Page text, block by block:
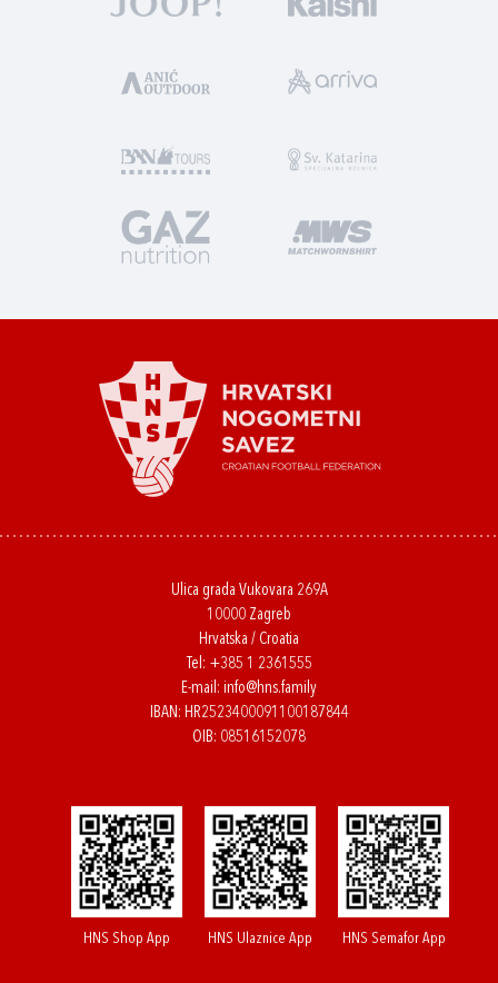
Ulica grada Vukovara 269A
10000 Zagreb
Hrvatska / Croatia
Tel: +385 1 2361555
E-mail: info@hns.family
IBAN: HR2523400091100187844
OIB: 08516152078
HNS Shop App HNS Ulaznice App HNS Semafor App